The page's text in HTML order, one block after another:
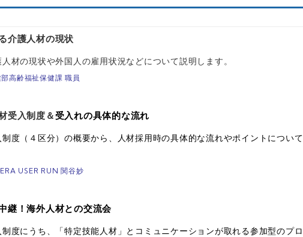
介護人材の現状
材の現状や外国人の雇用状況などについて説明します。
高齢福祉保健課 職員
受入制度＆ 受入れの具体的な流れ
度（４区分）の概要から、人材採用時の具体的な流れやポイントについて
USER RUN 関谷妙
継！海外人材との交流会
度にうち、「特定技能人材」とコミュニケーションが取れる参加型のプロ